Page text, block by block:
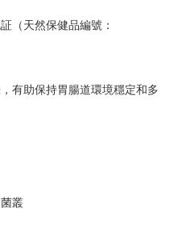
（天然保健品編號：
有助保持胃腸道環境穩定和多
叢